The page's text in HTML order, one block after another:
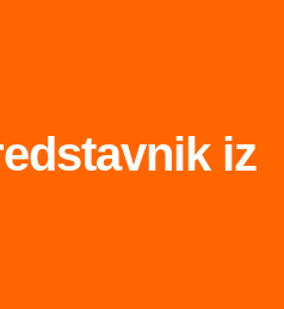
iz